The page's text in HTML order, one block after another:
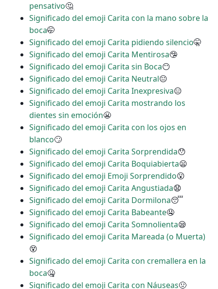
pensativo🤔
Significado del emoji Carita con la mano sobre la
boca🤭
Significado del emoji Carita pidiendo silencio🤫
Significado del emoji Carita Mentirosa🤥
Significado del emoji Carita sin Boca😶
Significado del emoji Carita Neutral😐
Significado del emoji Carita Inexpresiva😑
Significado del emoji Carita mostrando los
dientes sin emoción😬
Significado del emoji Carita con los ojos en
blanco🙄
Significado del emoji Carita Sorprendida😯
Significado del emoji Carita Boquiabierta😦
Significado del emoji Emoji Sorprendido😮
Significado del emoji Carita Angustiada😧
Significado del emoji Carita Dormilona😴
Significado del emoji Carita Babeante🤤
Significado del emoji Carita Somnolienta😪
Significado del emoji Carita Mareada (o Muerta)
😵
Significado del emoji Carita con cremallera en la
boca🤐
Significado del emoji Carita con Náuseas🤢